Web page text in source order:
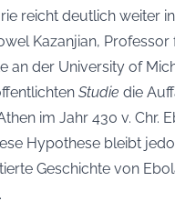
reicht deutlich weiter
Kazanjian, Professor
an der University of
Studie die
im Jahr 430 v. Chr.
Hypothese bleibt
Geschichte von